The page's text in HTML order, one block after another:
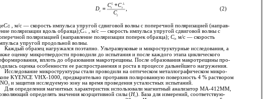
⊥
C+C
t t
D = (2)
c Cl
Ct
, м/с — скорость импульса упругой сдвиговой волны с поперечной поляризацией (направ-
поляризации вдоль образца);Ct ⊥
, м/с — скорость импульса упругой сдвиговой волны с
поляризацией (направление поляризации поперек образца);Cl
, м/с — скорость
упругой продольной волны.
Каждый образец нагружался поэтапно. Ультразвуковые и микроструктурные исследования, а
оценку микротвердости проводили до испытания и после каждого этапа циклического
вплоть до образования макротрещины. После образования макротрещины про-
оценка особенности ее распространения и роста в процессе дальнейшего нагружения.
Исследование микроструктуры стали проводили на оптическом металлографическом микро-
KYENCE VHX-1000, предварительно протравив полированную поверхность 4 % раствором
3 и защитив исследуемую зону на время проведения усталостных испытаний.
Для определения магнитных характеристик использовали магнитный анализатор МА-412ММ,
определять значения коэрцитивной силы (Hc). База для измерений, соответствую-